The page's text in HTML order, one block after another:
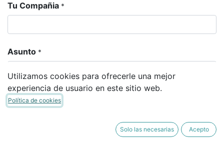
Tu Compañia *
Asunto *
Su pregunta *
Utilizamos cookies para ofrecerle una mejor
experiencia de usuario en este sitio web.
Política de cookies
Solo las necesarias Acepto